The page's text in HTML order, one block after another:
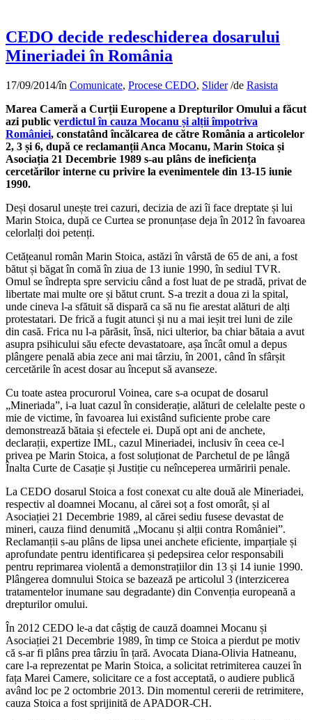
CEDO decide redeschiderea dosarului
Mineriadei în România
17/09/2014/în Comunicate, Procese CEDO, Slider /de Rasista
Marea Cameră a Curții Europene a Drepturilor Omului a făcut
azi public verdictul în cauza Mocanu și alții împotriva
României, constatând încălcarea de către România a articolelor
2, 3 și 6, după ce reclamanții Anca Mocanu, Marin Stoica și
Asociația 21 Decembrie 1989 s-au plâns de ineficiența
cercetărilor interne cu privire la evenimentele din 13-15 iunie
1990.
Deși dosarul unește trei cazuri, decizia de azi îi face dreptate și lui
Marin Stoica, după ce Curtea se pronunțase deja în 2012 în favoarea
celorlalți doi petenți.
Cetățeanul român Marin Stoica, astăzi în vârstă de 65 de ani, a fost
bătut și băgat în comă în ziua de 13 iunie 1990, în sediul TVR.
Omul se îndrepta spre serviciu când a fost luat de pe stradă, privat de
libertate mai multe ore și bătut crunt. S-a trezit a doua zi la spital,
unde cineva l-a sfătuit să dispară ca să nu fie arestat alături de alți
protestatari. De frică a fugit atunci și nu a mai ieșit trei luni de zile
din casă. Frica nu l-a părăsit, însă, nici ulterior, ba chiar bătaia a avut
asupra psihicului său efecte devastatoare, așa încât omul a depus
plângere penală abia zece ani mai târziu, în 2001, când în sfârșit
cercetările în acest dosar au început să avanseze.
Cu toate astea procurorul Voinea, care s-a ocupat de dosarul
„Mineriada”, i-a luat cazul în considerație, alături de celelalte peste o
mie de victime, în favoarea lui existând suficiente probe care
demonstrează bătaia și efectele ei. După opt ani de anchete,
declarații, expertize IML, cazul Mineriadei, inclusiv în ceea ce-l
privea pe Marin Stoica, a fost soluționat de Parchetul de pe lângă
Înalta Curte de Casație și Justiție cu neînceperea urmăririi penale.
La CEDO dosarul Stoica a fost conexat cu alte două ale Mineriadei,
respectiv al doamnei Mocanu, al cărei soț a fost omorât, și al
Asociației 21 Decembrie 1989, al cărei sediu fusese devastat de
mineri, cauza fiind denumită „Mocanu și alții contra României”.
Reclamanții s-au plâns de lipsa unei anchete eficiente, imparțiale și
aprofundate pentru identificarea și pedepsirea celor responsabili
pentru reprimarea violentă a demonstrațiilor din 13 și 14 iunie 1990.
Plângerea domnului Stoica se bazează pe articolul 3 (interzicerea
tratamentelor inumane sau degradante) din Convenția europeană a
drepturilor omului.
În 2012 CEDO le-a dat câștig de cauză doamnei Mocanu și
Asociației 21 Decembrie 1989, în timp ce Stoica a pierdut pe motiv
că s-ar fi plâns prea târziu în țară. Avocata Diana-Olivia Hatneanu,
care l-a reprezentat pe Marin Stoica, a solicitat retrimiterea cauzei în
fața Marei Camere, solicitare ce a fost acceptată, o audiere publică
având loc pe 2 octombrie 2013. Din momentul cererii de retrimitere,
cauza Stoica a fost sprijinită de APADOR-CH.